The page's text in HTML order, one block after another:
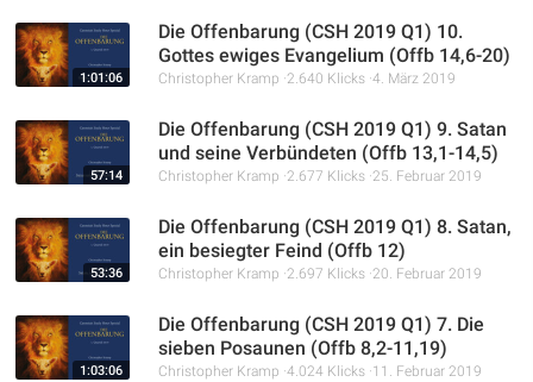
1:01:06
Die Offenbarung (CSH 2019 Q1) 10.
Gottes ewiges Evangelium (Offb 14,6-20)
Christopher Kramp 2.640 Klicks 4. März 2019
57:14
Die Offenbarung (CSH 2019 Q1) 9. Satan
und seine Verbündeten (Offb 13,1-14,5)
Christopher Kramp 2.677 Klicks 25. Februar 2019
53:36
Die Offenbarung (CSH 2019 Q1) 8. Satan,
ein besiegter Feind (Offb 12)
Christopher Kramp 2.697 Klicks 20. Februar 2019
1:03:06
Die Offenbarung (CSH 2019 Q1) 7. Die
sieben Posaunen (Offb 8,2-11,19)
Christopher Kramp 4.024 Klicks 11. Februar 2019